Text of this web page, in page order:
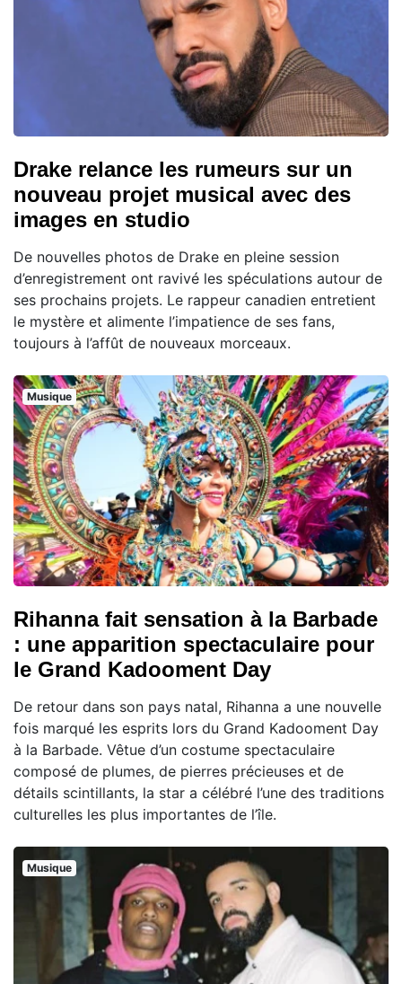
Drake relance les rumeurs sur un
nouveau projet musical avec des
images en studio
De nouvelles photos de Drake en pleine session
d’enregistrement ont ravivé les spéculations autour de
ses prochains projets. Le rappeur canadien entretient
le mystère et alimente l’impatience de ses fans,
toujours à l’affût de nouveaux morceaux.
Musique
Rihanna fait sensation à la Barbade
: une apparition spectaculaire pour
le Grand Kadooment Day
De retour dans son pays natal, Rihanna a une nouvelle
fois marqué les esprits lors du Grand Kadooment Day
à la Barbade. Vêtue d’un costume spectaculaire
composé de plumes, de pierres précieuses et de
détails scintillants, la star a célébré l’une des traditions
culturelles les plus importantes de l’île.
Musique